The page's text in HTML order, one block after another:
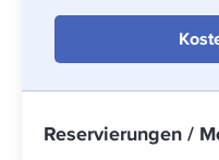
Reservierungen /